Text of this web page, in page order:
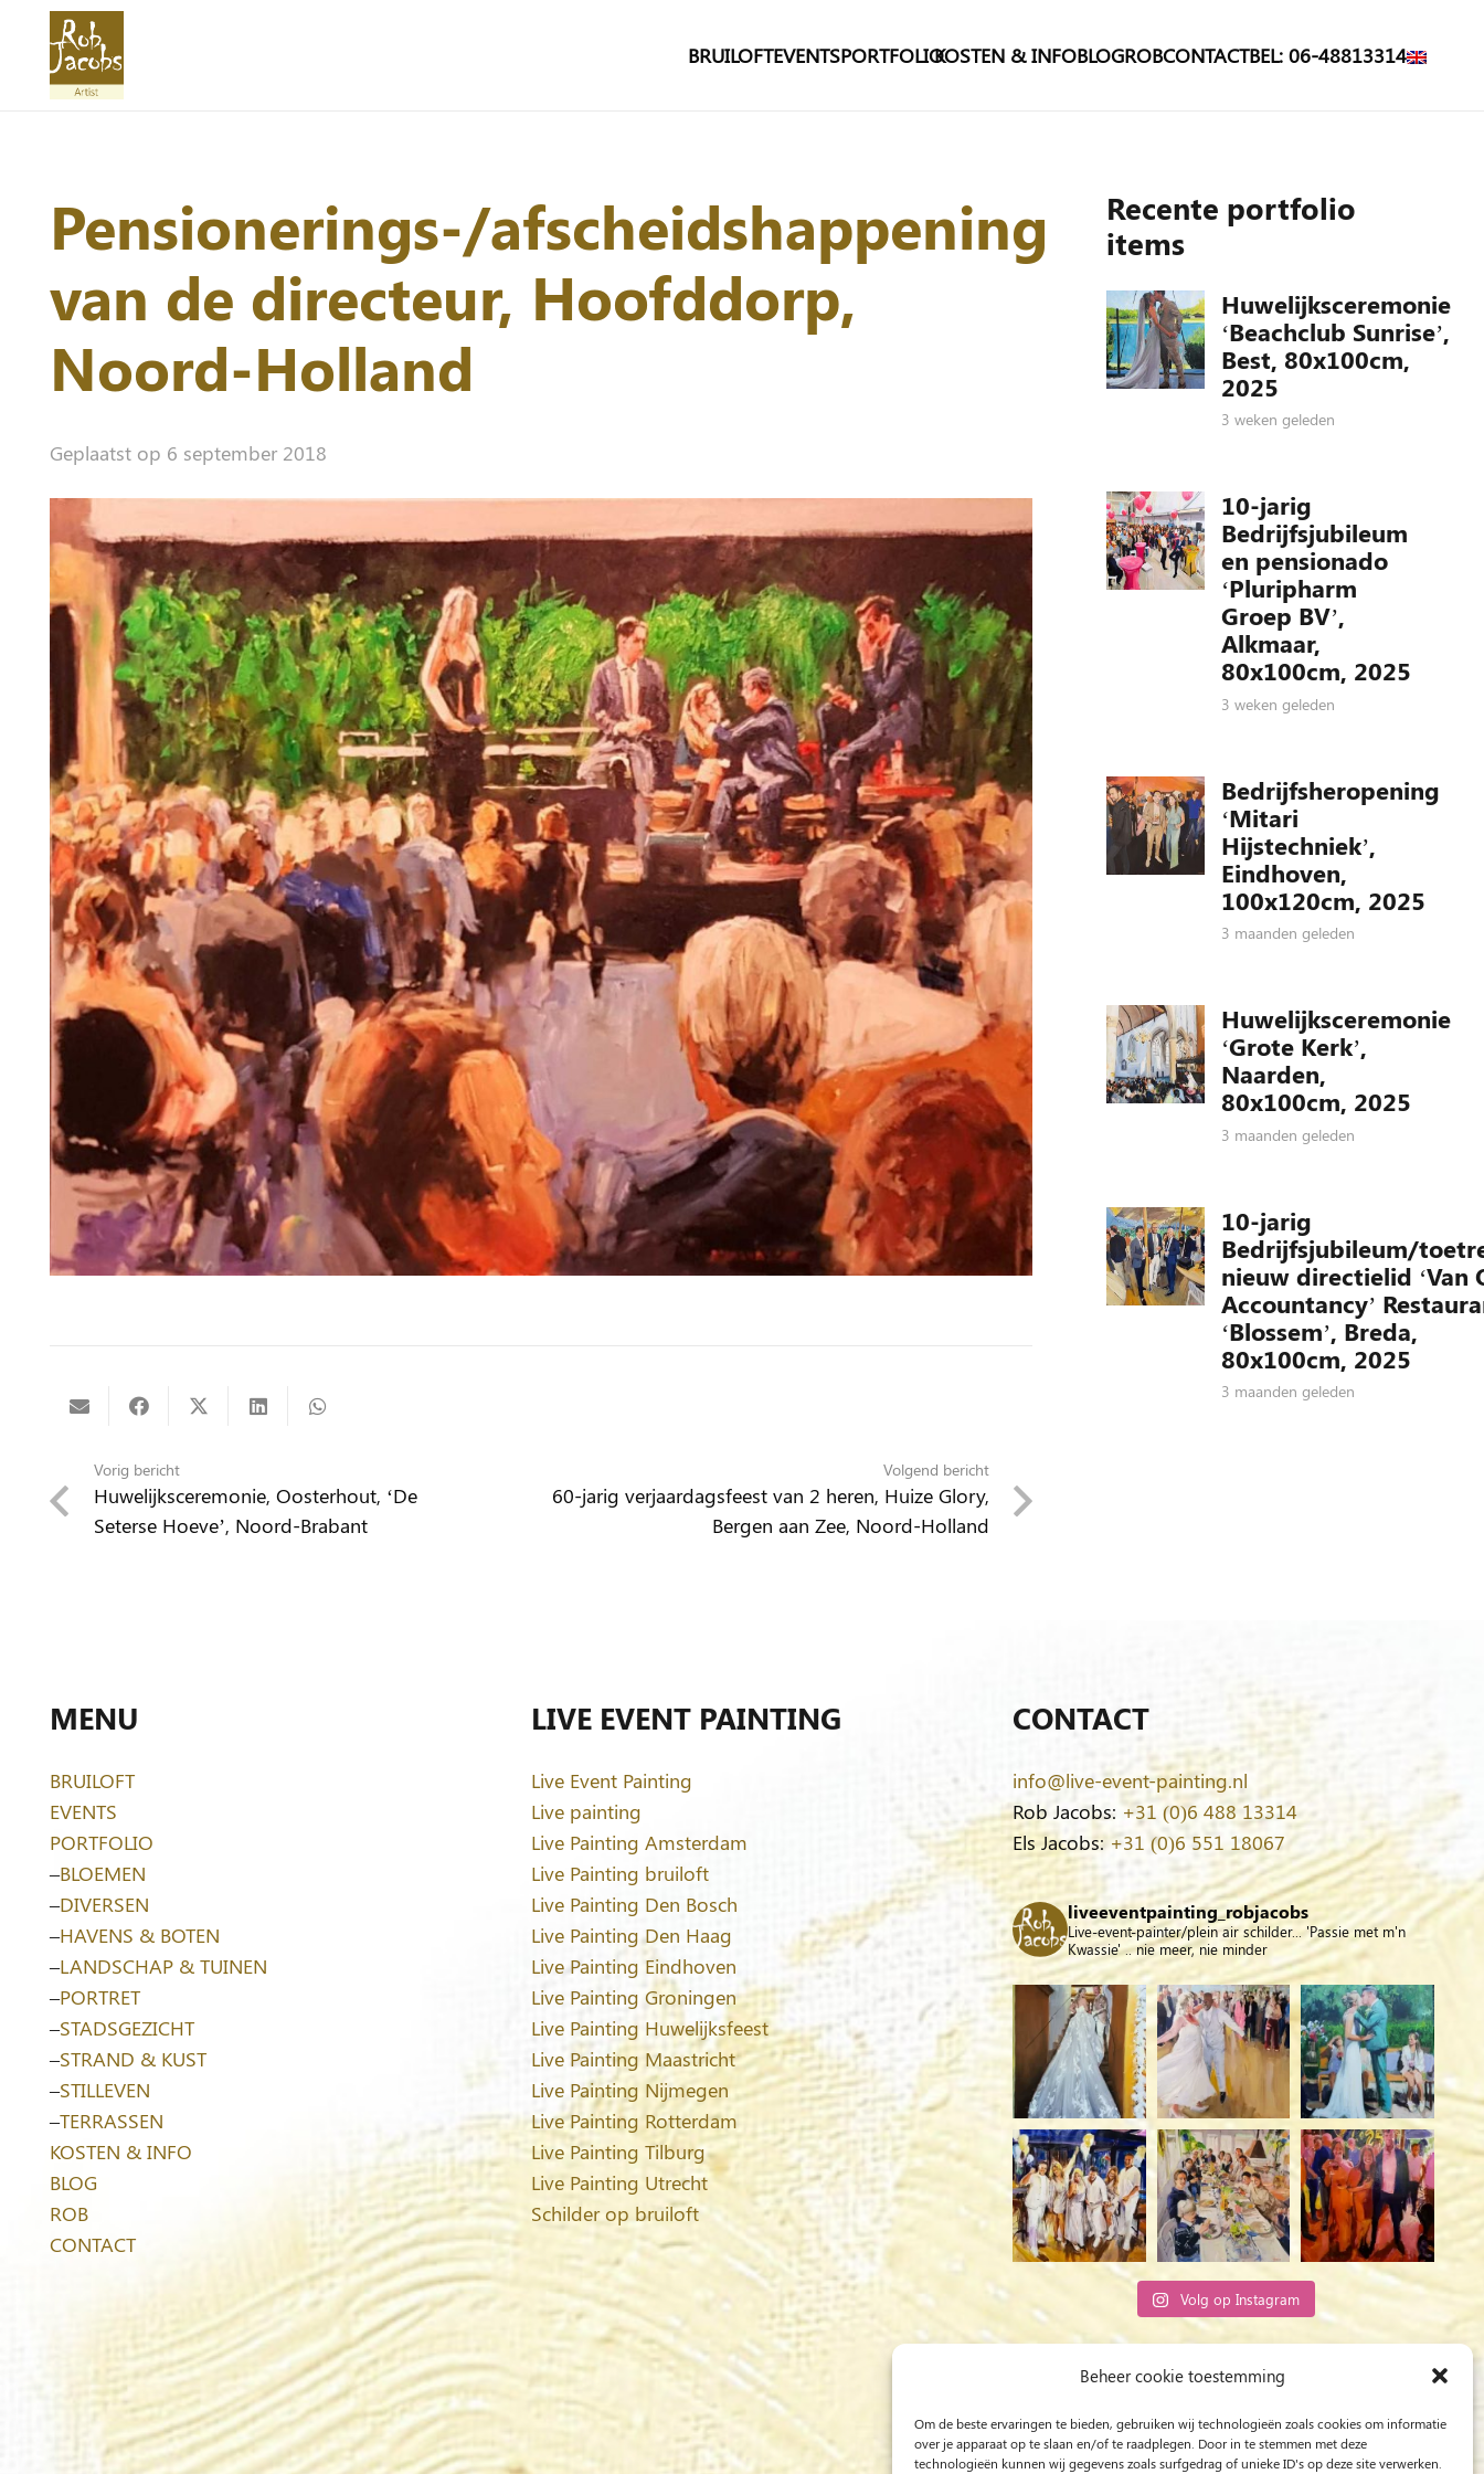
Beheer cookie toestemming
Om de beste ervaringen te bieden, gebruiken wij technologieën zoals cookies om informatie
over je apparaat op te slaan en/of te raadplegen. Door in te stemmen met deze
technologieën kunnen wij gegevens zoals surfgedrag of unieke ID's op deze site verwerken.
BRUILOFTEVENTSPORTFOLIOKOSTEN & INFOBLOGROBCONTACTBEL: 06-48813314
Pensionerings-/afscheidshappening
van de directeur, Hoofddorp,
Noord-Holland
Geplaatst op 6 september 2018
Vorig bericht
Huwelijksceremonie, Oosterhout, ‘De
Seterse Hoeve’, Noord-Brabant
Volgend bericht
60-jarig verjaardagsfeest van 2 heren, Huize Glory,
Bergen aan Zee, Noord-Holland
Recente portfolio
items
Huwelijksceremonie
‘Beachclub Sunrise’,
Best, 80x100cm,
2025
3 weken geleden
10-jarig
Bedrijfsjubileum
en pensionado
‘Pluripharm
Groep BV’,
Alkmaar,
80x100cm, 2025
3 weken geleden
Bedrijfsheropening
‘Mitari
Hijstechniek’,
Eindhoven,
100x120cm, 2025
3 maanden geleden
Huwelijksceremonie
‘Grote Kerk’,
Naarden,
80x100cm, 2025
3 maanden geleden
10-jarig
Bedrijfsjubileum/
nieuw directielid ‘Van
Accountancy’
‘Blossem’, Breda,
80x100cm, 2025
3 maanden geleden
MENU
BRUILOFT
EVENTS
PORTFOLIO
–BLOEMEN
–DIVERSEN
–HAVENS & BOTEN
–LANDSCHAP & TUINEN
–PORTRET
–STADSGEZICHT
–STRAND & KUST
–STILLEVEN
–TERRASSEN
KOSTEN & INFO
BLOG
ROB
CONTACT
LIVE EVENT PAINTING
Live Event Painting
Live painting
Live Painting Amsterdam
Live Painting bruiloft
Live Painting Den Bosch
Live Painting Den Haag
Live Painting Eindhoven
Live Painting Groningen
Live Painting Huwelijksfeest
Live Painting Maastricht
Live Painting Nijmegen
Live Painting Rotterdam
Live Painting Tilburg
Live Painting Utrecht
Schilder op bruiloft
CONTACT
info@live-event-painting.nl
Rob Jacobs: +31 (0)6 488 13314
Els Jacobs:+31 (0)6 551 18067
liveeventpainting_robjacobs
Live-event-painter/plein air schilder... 'Passie met m'n
Kwassie' .. nie meer, nie minder
Volg op Instagram
Rob Jacobs uit ’s-Hertogenbosch is een ‘Plein
bewogen door Licht en Liefde.